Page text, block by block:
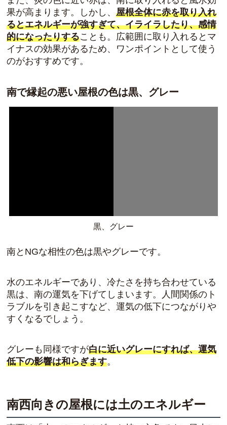
果が高まります。しかし、屋根全体に赤を取り入れ
るとエネルギーが強すぎて、イライラしたり、感情
的になったりすることも。広範囲に取り入れるとマ
イナスの効果があるため、ワンポイントとして使う
のがおすすめです。
南で縁起の悪い屋根の色は黒、グレー
黒、グレー
南とNGな相性の色は黒やグレーです。
水のエネルギーであり、冷たさを持ち合わせている
黒は、南の運気を下げてしまいます。人間関係のト
ラブルを引き起こすなど、運気の低下につながりや
すくなるでしょう。
グレーも同様ですが白に近いグレーにすれば、運気
低下の影響は和らぎます。
南西向きの屋根には土のエネルギー